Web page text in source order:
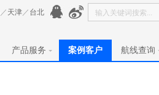
／ 天津／ 台北
产品服务 案例客户 航线查询